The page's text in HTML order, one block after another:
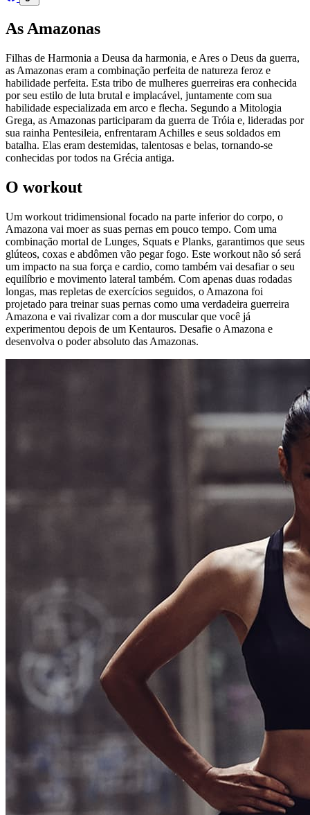
As Amazonas
Filhas de Harmonia a Deusa da harmonia, e Ares o Deus da guerra,
as Amazonas eram a combinação perfeita de natureza feroz e
habilidade perfeita. Esta tribo de mulheres guerreiras era conhecida
por seu estilo de luta brutal e implacável, juntamente com sua
habilidade especializada em arco e flecha. Segundo a Mitologia
Grega, as Amazonas participaram da guerra de Tróia e, lideradas por
sua rainha Pentesileia, enfrentaram Achilles e seus soldados em
batalha. Elas eram destemidas, talentosas e belas, tornando-se
conhecidas por todos na Grécia antiga.
O workout
Um workout tridimensional focado na parte inferior do corpo, o
Amazona vai moer as suas pernas em pouco tempo. Com uma
combinação mortal de Lunges, Squats e Planks, garantimos que seus
glúteos, coxas e abdômen vão pegar fogo. Este workout não só será
um impacto na sua força e cardio, como também vai desafiar o seu
equilíbrio e movimento lateral também. Com apenas duas rodadas
longas, mas repletas de exercícios seguidos, o Amazona foi
projetado para treinar suas pernas como uma verdadeira guerreira
Amazona e vai rivalizar com a dor muscular que você já
experimentou depois de um Kentauros. Desafie o Amazona e
desenvolva o poder absoluto das Amazonas.